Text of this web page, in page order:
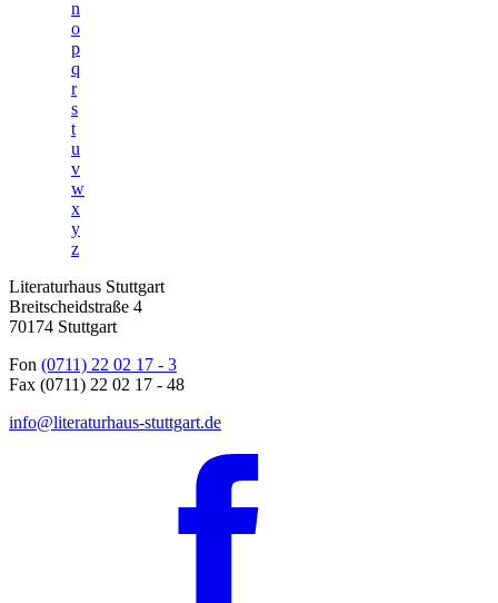
n
o
p
q
r
s
t
u
v
w
x
y
z
Literaturhaus Stuttgart
Breitscheidstraße 4
70174 Stuttgart
Fon (0711) 22 02 17 - 3
Fax (0711) 22 02 17 - 48
info@literaturhaus-stuttgart.de